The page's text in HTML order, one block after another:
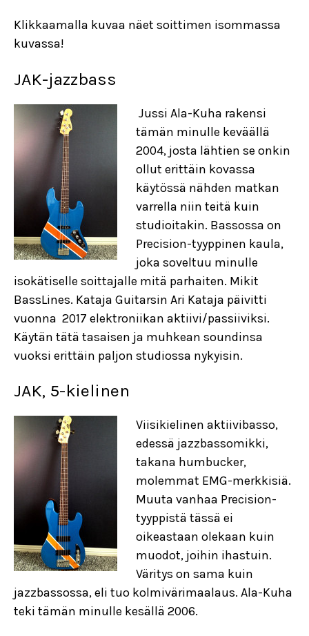
Klikkaamalla kuvaa näet soittimen isommassa
kuvassa!
JAK-jazzbass
Jussi Ala-Kuha rakensi
tämän minulle keväällä
2004, josta lähtien se onkin
ollut erittäin kovassa
käytössä nähden matkan
varrella niin teitä kuin
studioitakin. Bassossa on
Precision-tyyppinen kaula,
joka soveltuu minulle
isokätiselle soittajalle mitä parhaiten. Mikit
BassLines. Kataja Guitarsin Ari Kataja päivitti
vuonna 2017 elektroniikan aktiivi/passiiviksi.
Käytän tätä tasaisen ja muhkean soundinsa
vuoksi erittäin paljon studiossa nykyisin.
JAK, 5-kielinen
Viisikielinen aktiivibasso,
edessä jazzbassomikki,
takana humbucker,
molemmat EMG-merkkisiä.
Muuta vanhaa Precision-
tyyppistä tässä ei
oikeastaan olekaan kuin
muodot, joihin ihastuin.
Väritys on sama kuin
jazzbassossa, eli tuo kolmivärimaalaus. Ala-Kuha
teki tämän minulle kesällä 2006.